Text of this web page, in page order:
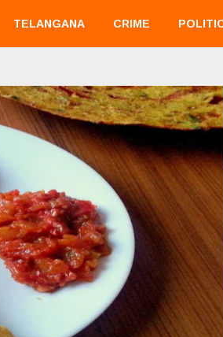
TELANGANA CRIME